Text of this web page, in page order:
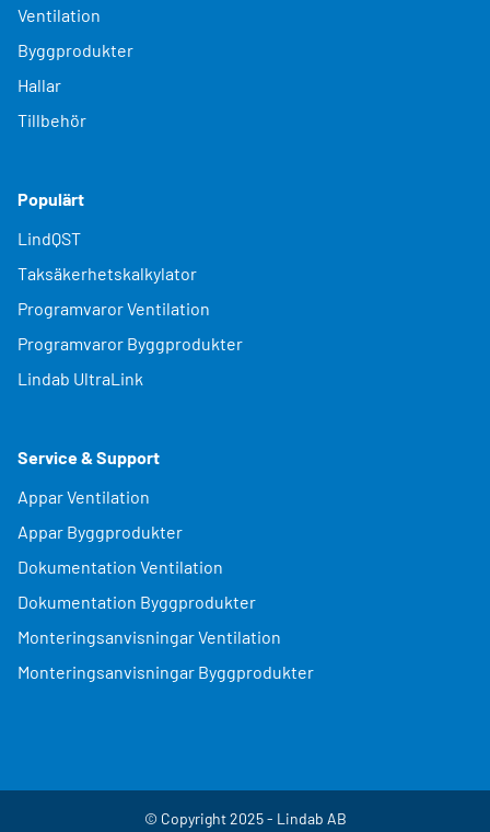
Ventilation
Byggprodukter
Hallar
Tillbehör
Populärt
LindQST
Taksäkerhetskalkylator
Programvaror Ventilation
Programvaror Byggprodukter
Lindab UltraLink
Service & Support
Appar Ventilation
Appar Byggprodukter
Dokumentation Ventilation
Dokumentation Byggprodukter
Monteringsanvisningar Ventilation
Monteringsanvisningar Byggprodukter
© Copyright 2025 - Lindab AB